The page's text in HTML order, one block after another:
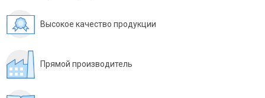
Высокое качество продукции
Прямой производитель